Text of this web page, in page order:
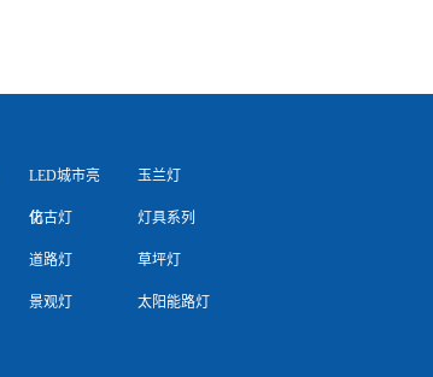
LED城市亮
化
玉兰灯
仿古灯 灯具系列
道路灯 草坪灯
景观灯 太阳能路灯